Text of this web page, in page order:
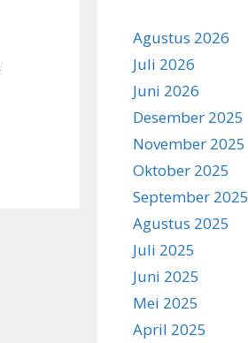
Agustus 2026
Juli 2026
Juni 2026
Desember 2025
November 2025
Oktober 2025
September 2025
Agustus 2025
Juli 2025
Juni 2025
Mei 2025
April 2025